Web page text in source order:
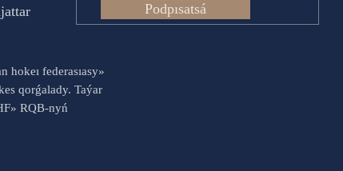
Podpısatsá
hokeı federasıasy»
qorǵalady. Taýar
RQB-nyń